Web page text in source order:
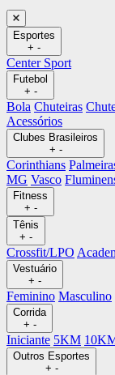
Esportes
+ -
Center Sport
Futebol
+ -
Bola Chuteiras
Acessórios
Clubes Brasileiros
+ -
Corinthians
MG Vasco
Fitness
+ -
Tênis
+ -
Crossfit/LPO
Vestuário
+ -
Feminino Masculino
Corrida
+ -
Iniciante 5KM
Outros Esportes
+ -